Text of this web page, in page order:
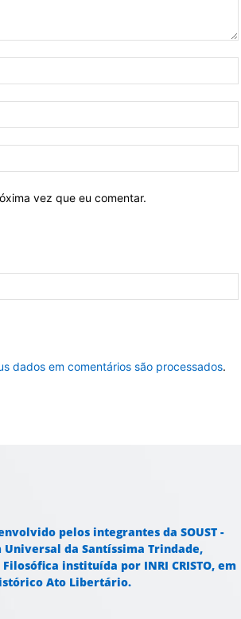
vez que eu comentar.
dados em comentários são processados.
pelos integrantes da SOUST -
Universal da Santíssima Trindade,
instituída por INRI CRISTO, em
Ato Libertário.